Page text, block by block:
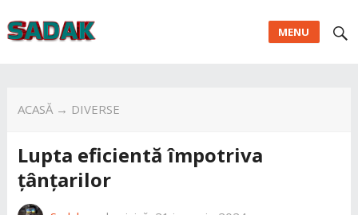
MENU
ACASĂ→ DIVERSE
Lupta eficientă împotriva
țânțarilor